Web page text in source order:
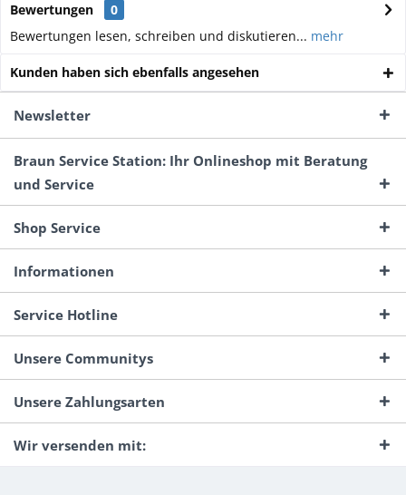
Bewertungen
0
Bewertungen lesen, schreiben und diskutieren... mehr
Kunden haben sich ebenfalls angesehen
Newsletter
Braun Service Station: Ihr Onlineshop mit Beratung
und Service
Shop Service
Informationen
Service Hotline
Unsere Communitys
Unsere Zahlungsarten
Wir versenden mit: